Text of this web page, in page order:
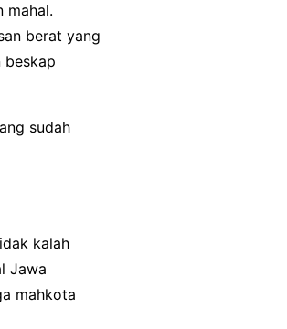
mahal.
berat yang
beskap
sudah
kalah
Jawa
mahkota